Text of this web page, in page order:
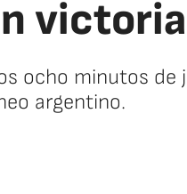
victoria
ocho minutos de
argentino.